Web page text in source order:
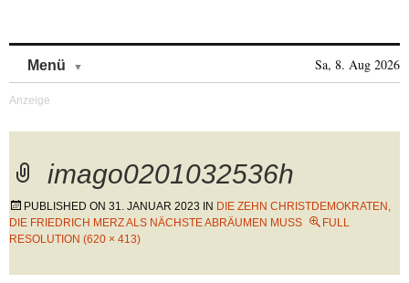
Menü Sa, 8. Aug 2026
imago0201032536h
PUBLISHED ON 31. JANUAR 2023 IN DIE ZEHN CHRISTDEMOKRATEN,
DIE FRIEDRICH MERZ ALS NÄCHSTE ABRÄUMEN MUSS
FULL
RESOLUTION (620 × 413)